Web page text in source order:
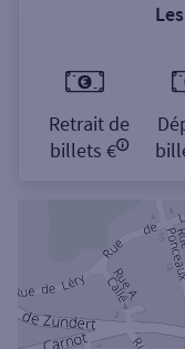
Retrait de
billets €